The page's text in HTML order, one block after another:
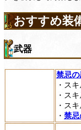
おすすめ装
武器
禁忌
・ス
・ス
・ス
・ 禁